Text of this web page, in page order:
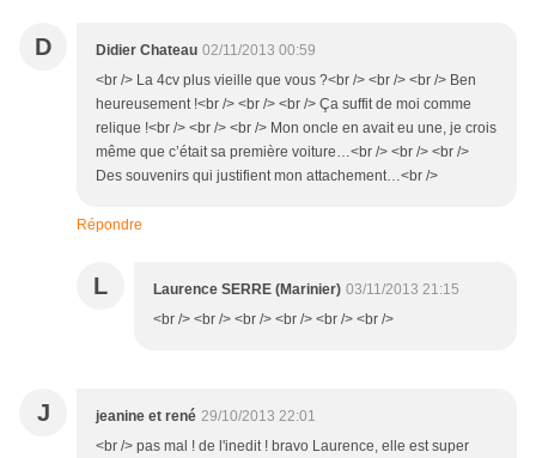
D Didier Chateau 02/11/2013 00:59
<br /> La 4cv plus vieille que vous ?<br /> <br /> <br /> Ben
heureusement !<br /> <br /> <br /> Ça suffit de moi comme
relique !<br /> <br /> <br /> Mon oncle en avait eu une, je crois
même que c’était sa première voiture…<br /> <br /> <br />
Des souvenirs qui justifient mon attachement…<br />
Répondre
L Laurence SERRE (Marinier) 03/11/2013 21:15
<br /> <br /> <br /> <br /> <br /> <br />
J jeanine et rené 29/10/2013 22:01
<br /> pas mal ! de l'inedit ! bravo Laurence, elle est super